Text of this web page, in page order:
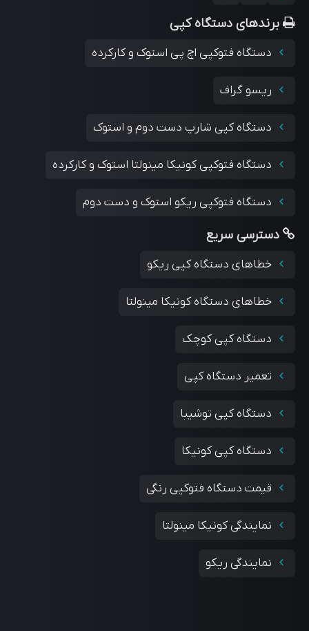
برندهای دستگاه کپی
دستگاه فتوکپی اچ پی استوک و کارکرده
ریسو گراف
دستگاه کپی شارپ دست دوم و استوک
دستگاه فتوکپی کونیکا مینولتا استوک و کارکرده
دستگاه فتوکپی ریکو استوک و دست دوم
دسترسی سریع
خطاهای دستگاه کپی ریکو
خطاهای دستگاه کونیکا مینولتا
دستگاه کپی کوچک
تعمیر دستگاه کپی
دستگاه کپی توشیبا
دستگاه کپی کونیکا
قیمت دستگاه فتوکپی رنگی
نمایندگی کونیکا مینولتا
نمایندگی ریکو